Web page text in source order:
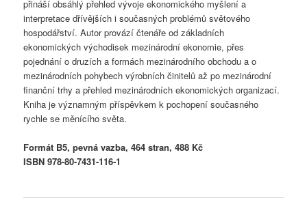
přináší obsáhlý přehled vývoje ekonomického myšlení a
interpretace dřívějších i současných problémů světového
hospodářství. Autor provází čtenáře od základních
ekonomických východisek mezinárodní ekonomie, přes
pojednání o druzích a formách mezinárodního obchodu a o
mezinárodních pohybech výrobních činitelů až po mezinárodní
finanční trhy a přehled mezinárodních ekonomických organizací.
Kniha je významným příspěvkem k pochopení současného
rychle se měnícího světa.
Formát B5, pevná vazba, 464 stran, 488 Kč
ISBN 978-80-7431-116-1